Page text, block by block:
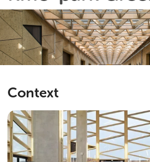
Context